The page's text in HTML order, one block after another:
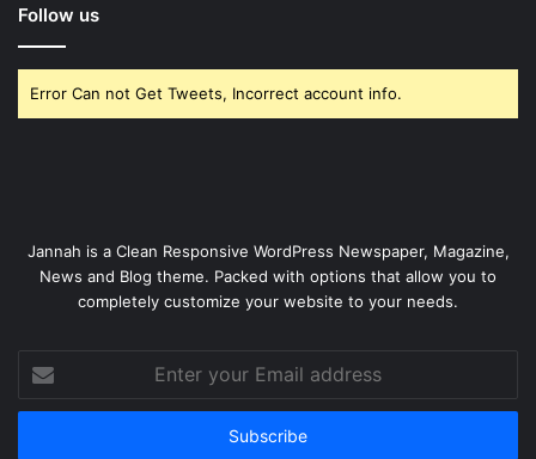
Follow us
Error Can not Get Tweets, Incorrect account info.
Jannah is a Clean Responsive WordPress Newspaper, Magazine,
News and Blog theme. Packed with options that allow you to
completely customize your website to your needs.
your
Email